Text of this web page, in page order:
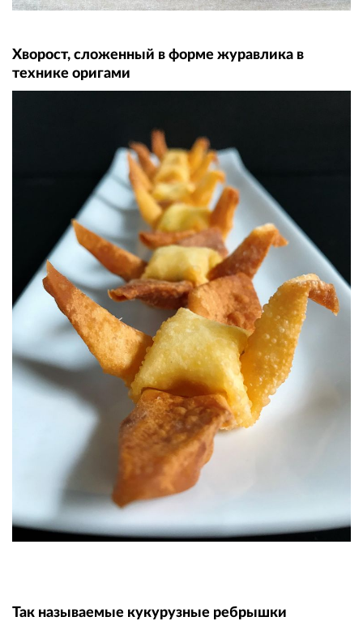
Хворост, сложенный в форме журавлика в
технике оригами
Так называемые кукурузные ребрышки